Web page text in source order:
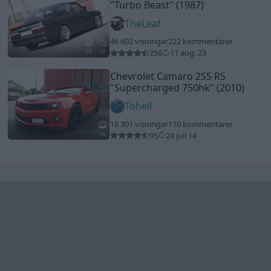
20 10
"Turbo Beast" (1987)
TheLeaf
46 602 visningar222 kommentarer
256
11 aug. 23
18
Chevrolet Camaro 2SS RS
"Supercharged 750hk" (2010)
Tohell
18 301 visningar110 kommentarer
95
24 juli 14